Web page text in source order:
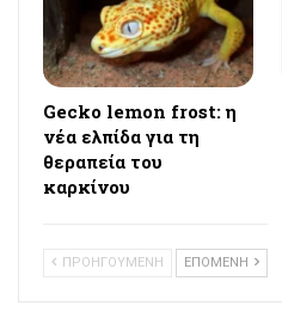
Gecko lemon frost: η
νέα ελπίδα για τη
θεραπεία του
καρκίνου
ΠΡΟΗΓΟΥΜΕΝΗ ΕΠΟΜΕΝΗ